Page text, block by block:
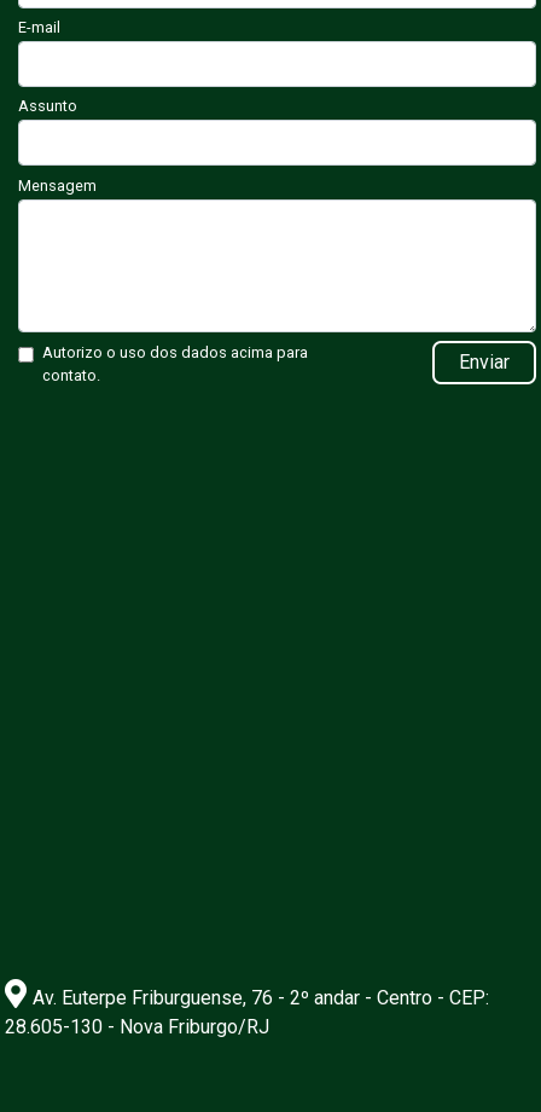
E-mail
Assunto
Mensagem
Autorizo o uso dos dados acima para
contato.
Enviar
Av. Euterpe Friburguense, 76 - 2º andar - Centro - CEP:
28.605-130 - Nova Friburgo/RJ